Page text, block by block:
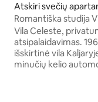
Atskiri svečių
mieste Cagliari
Romantiška studija
Vila Celeste,
atsipalaidavimas.
išskirtinė vila
minučių kelio